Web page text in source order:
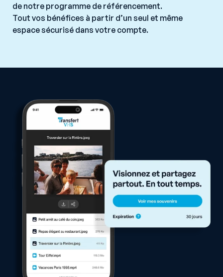
de notre programme de référencement.
Tout vos bénéfices à partir d’un seul et même
espace sécurisé dans votre compte.